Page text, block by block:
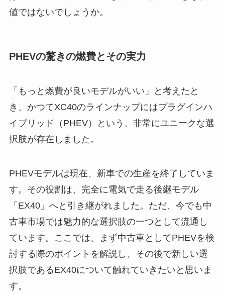
値ではないでしょうか。
PHEVの驚きの燃費とその実力
「もっと燃費が良いモデルがいい」と考えたと
き、かつてXC40のラインナップにはプラグインハ
イブリッド（PHEV）という、非常にユニークな選
択肢が存在しました。
PHEVモデルは現在、新車での生産を終了していま
す。その役割は、完全に電気で走る後継モデル
「EX40」へと引き継がれました。ただ、今でも中
古車市場では魅力的な選択肢の一つとして流通し
ています。ここでは、まず中古車としてPHEVを検
討する際のポイントを解説し、その後で新しい選
択肢であるEX40について触れていきたいと思いま
す。